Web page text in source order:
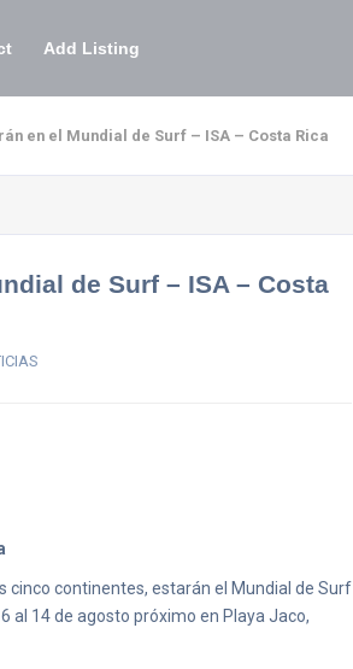
Add Listing
en el Mundial de Surf – ISA – Costa Rica
de Surf – ISA – Costa
cinco continentes, estarán el Mundial de Surf
al 14 de agosto próximo en Playa Jaco,